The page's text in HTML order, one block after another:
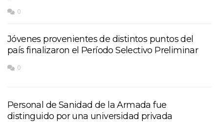
0
Jóvenes provenientes de distintos puntos del
país finalizaron el Período Selectivo Preliminar
0
Personal de Sanidad de la Armada fue
distinguido por una universidad privada